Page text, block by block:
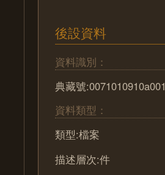
後設資料
資料識別：
典藏號:0071010910a001
資料類型：
類型:檔案
描述層次:件